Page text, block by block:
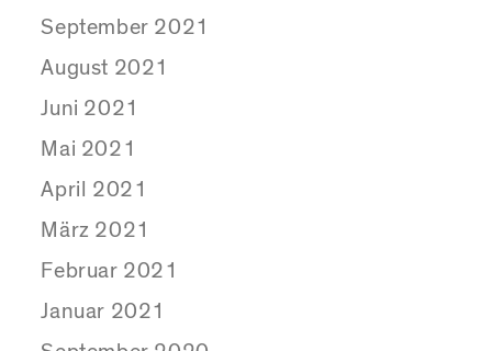
September 2021
August 2021
Juni 2021
Mai 2021
April 2021
März 2021
Februar 2021
Januar 2021